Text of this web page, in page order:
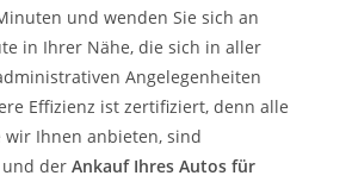
und wenden Sie sich an
in Ihrer Nähe, die sich in aller
Angelegenheiten
Effizienz ist zertifiziert, denn alle
wir Ihnen anbieten, sind
und derAnkauf Ihres Autos für